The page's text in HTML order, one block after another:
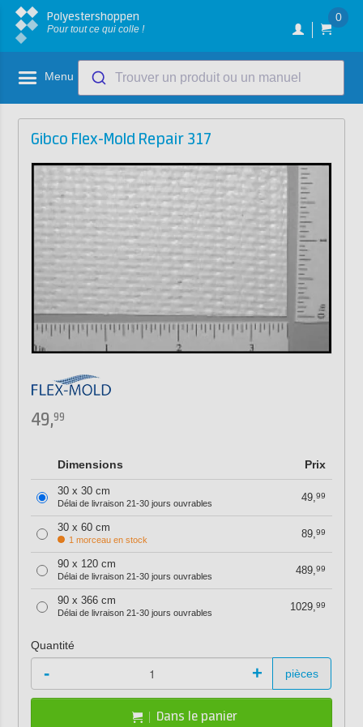
Polyestershoppen
Pour tout ce qui colle !
0
Menu Trouver un produit ou un manuel
Gibco Flex-Mold Repair 317
49,99
Dimensions Prix
30 x 30 cm
Délai de livraison 21-30 jours ouvrables 49,99
30 x 60 cm
1 morceau en stock 89,99
90 x 120 cm
Délai de livraison 21-30 jours ouvrables 489,99
90 x 366 cm
Délai de livraison 21-30 jours ouvrables 1029,99
Quantité
- + pièces
Dans le panier